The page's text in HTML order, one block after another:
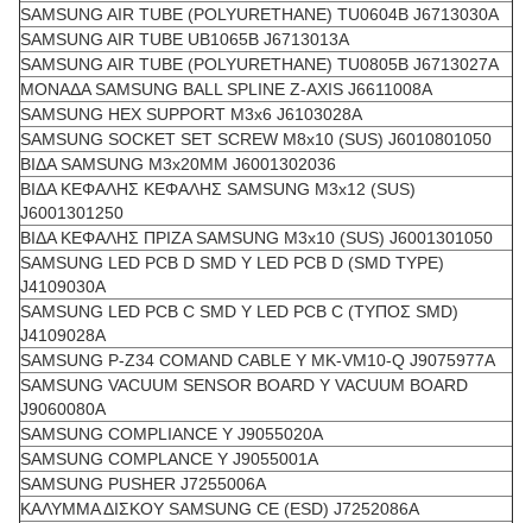
SAMSUNG AIR TUBE (POLYURETHANE) TU0604B J6713030A
SAMSUNG AIR TUBE UB1065B J6713013A
SAMSUNG AIR TUBE (POLYURETHANE) TU0805B J6713027A
ΜΟΝΑΔΑ SAMSUNG BALL SPLINE Z-AXIS J6611008A
SAMSUNG HEX SUPPORT M3x6 J6103028A
SAMSUNG SOCKET SET SCREW M8x10 (SUS) J6010801050
ΒΙΔΑ SAMSUNG M3x20MM J6001302036
ΒΙΔΑ ΚΕΦΑΛΗΣ ΚΕΦΑΛΗΣ SAMSUNG M3x12 (SUS)
J6001301250
ΒΙΔΑ ΚΕΦΑΛΗΣ ΠΡΙΖΑ SAMSUNG M3x10 (SUS) J6001301050
SAMSUNG LED PCB D SMD Y LED PCB D (SMD TYPE)
J4109030A
SAMSUNG LED PCB C SMD Y LED PCB C (ΤΥΠΟΣ SMD)
J4109028A
SAMSUNG P-Z34 COMAND CABLE Y MK-VM10-Q J9075977A
SAMSUNG VACUUM SENSOR BOARD Y VACUUM BOARD
J9060080A
SAMSUNG COMPLIANCE Y J9055020A
SAMSUNG COMPLANCE Y J9055001A
SAMSUNG PUSHER J7255006A
ΚΑΛΥΜΜΑ ΔΙΣΚΟΥ SAMSUNG CE (ESD) J7252086A